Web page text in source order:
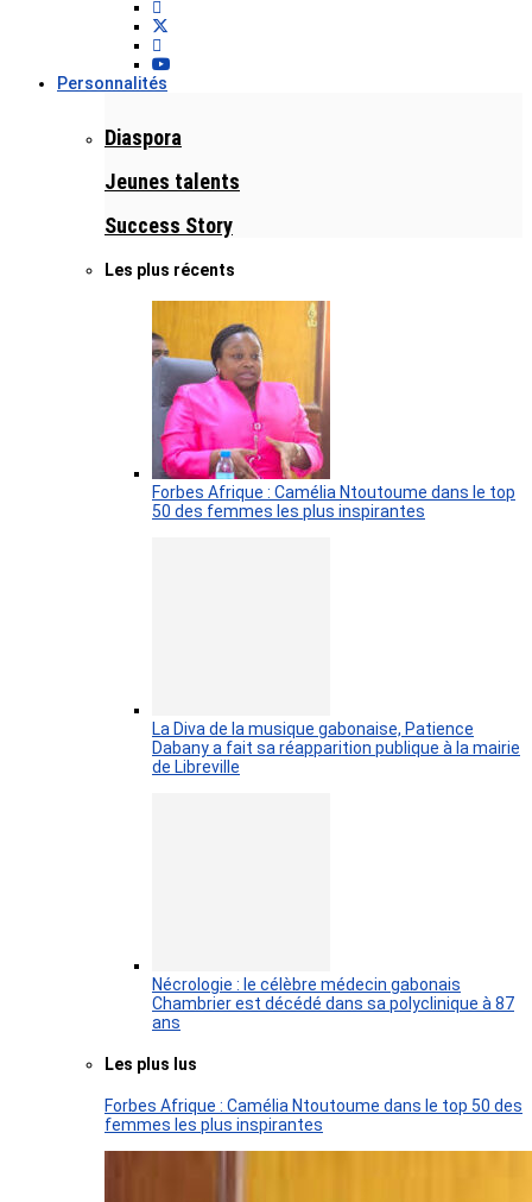
Personnalités
Diaspora
Jeunes talents
Success Story
Les plus récents
Forbes Afrique : Camélia Ntoutoume dans le top
50 des femmes les plus inspirantes
La Diva de la musique gabonaise, Patience
Dabany a fait sa réapparition publique à la mairie
de Libreville
Nécrologie : le célèbre médecin gabonais
Chambrier est décédé dans sa polyclinique à 87
ans
Les plus lus
Forbes Afrique : Camélia Ntoutoume dans le top 50 des
femmes les plus inspirantes